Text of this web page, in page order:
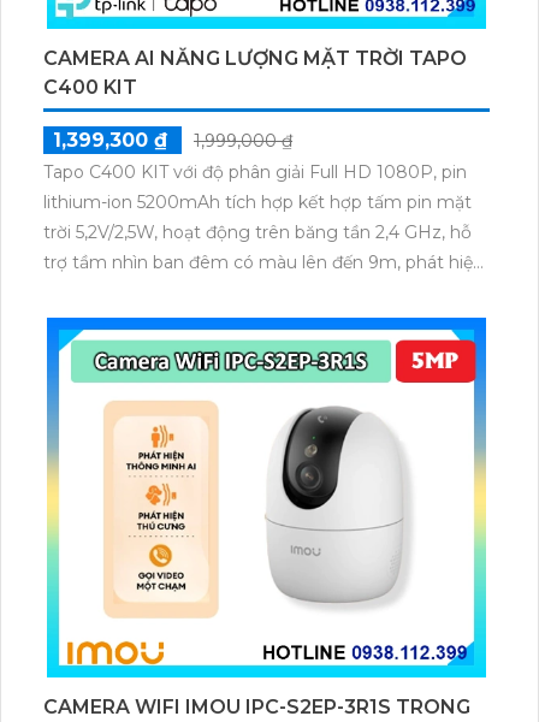
CAMERA AI NĂNG LƯỢNG MẶT TRỜI TAPO
C400 KIT
1,399,300 ₫
1,999,000 ₫
Tapo C400 KIT với độ phân giải Full HD 1080P, pin
lithium-ion 5200mAh tích hợp kết hợp tấm pin mặt
trời 5,2V/2,5W, hoạt động trên băng tần 2,4 GHz, hỗ
trợ tầm nhìn ban đêm có màu lên đến 9m, phát hiện
dữ liệu qua thẻ microSD lên đến 512GB.
CAMERA WIFI IMOU IPC-S2EP-3R1S TRONG